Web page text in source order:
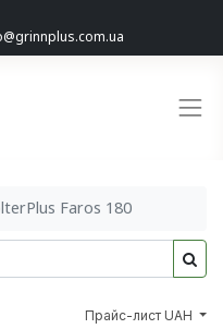
Faros 180
Прайс-лист UAH